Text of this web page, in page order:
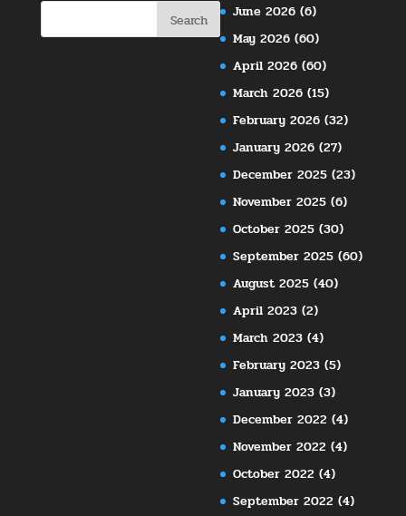
June 2026 (6)
May 2026 (60)
April 2026 (60)
March 2026 (15)
February 2026 (32)
January 2026 (27)
December 2025 (23)
November 2025 (6)
October 2025 (30)
September 2025 (60)
August 2025 (40)
April 2023 (2)
March 2023 (4)
February 2023 (5)
January 2023 (3)
December 2022 (4)
November 2022 (4)
October 2022 (4)
September 2022 (4)